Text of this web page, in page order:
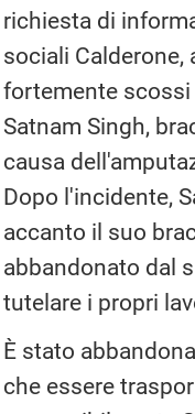
richiesta di
sociali
fortemente scossi
Satnam Singh,
causa
Dopo l'incidente,
accanto il suo
abbandonato dal
tutelare i propri
È stato
che essere